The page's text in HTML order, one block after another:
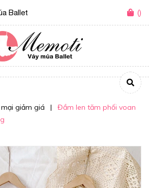
Ballet ()
mại giảm giá |
Đầm len tăm phối voan